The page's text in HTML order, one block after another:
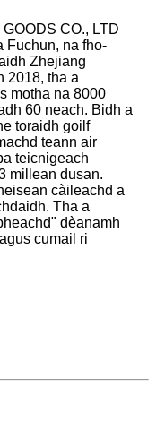
CO., LTD
Fuchun, na fho-
Zhejiang
2018, tha a
motha na 8000
60 neach. Bidh a
toraidh goilf
teann air
teicnigeach
millean dusan.
càileachd a
Tha a
dèanamh
cumail ri